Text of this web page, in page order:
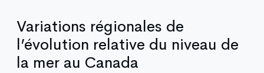
Variations régionales de
l’évolution relative du niveau de
la mer au Canada